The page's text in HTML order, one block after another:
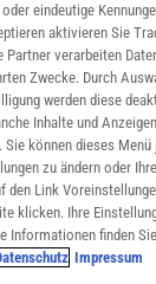
eindeutige
aktivieren Sie
Partner verarbeiten
Zwecke. Durch
werden diese
Inhalte und
können dieses
zu ändern oder
den Link
klicken. Ihre
Informationen finden
Impressum